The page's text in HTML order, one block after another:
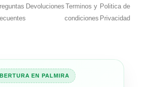
Devoluciones Terminos y
condiciones
Politica de
Privacidad
EN PALMIRA